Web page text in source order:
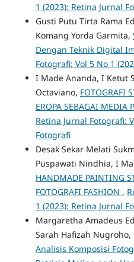
1 (2023): Retina Jurnal
Gusti Putu Tirta Rama
Komang Yorda Garmita,
Dengan Teknik Digital
Fotografi: Vol 5 No 1
I Made Ananda, I Ketut
Octaviano, FOTOGRAFI
EROPA SEBAGAI MEDIA
Retina Jurnal Fotografi:
Fotografi
Desak Sekar Melati
Puspawati Nindhia, I
HANDMADE PAINTING
FOTOGRAFI FASHION ,
1 (2023): Retina Jurnal
Margaretha Amadeus
Sarah Hafizah
Analisis Komposisi